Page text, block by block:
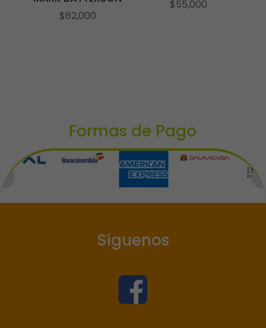
$62,000
$55,000
Formas de Pago
Síguenos
